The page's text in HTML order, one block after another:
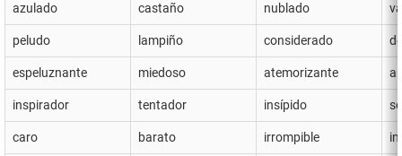
azulado castaño nublado
peludo lampiño considerado
espeluznante miedoso atemorizante
inspirador tentador insípido
caro barato irrompible